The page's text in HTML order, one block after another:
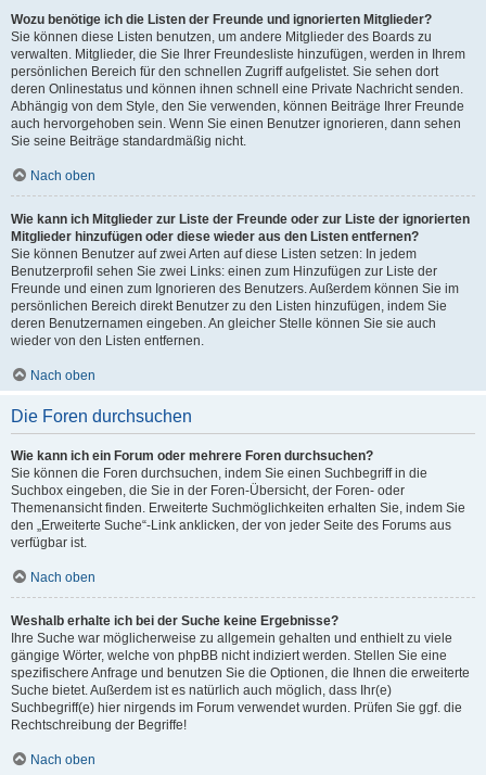
Wozu benötige ich die Listen der Freunde und ignorierten Mitglieder?
Sie können diese Listen benutzen, um andere Mitglieder des Boards zu
verwalten. Mitglieder, die Sie Ihrer Freundesliste hinzufügen, werden in Ihrem
persönlichen Bereich für den schnellen Zugriff aufgelistet. Sie sehen dort
deren Onlinestatus und können ihnen schnell eine Private Nachricht senden.
Abhängig von dem Style, den Sie verwenden, können Beiträge Ihrer Freunde
auch hervorgehoben sein. Wenn Sie einen Benutzer ignorieren, dann sehen
Sie seine Beiträge standardmäßig nicht.
Nach oben
Wie kann ich Mitglieder zur Liste der Freunde oder zur Liste der ignorierten
Mitglieder hinzufügen oder diese wieder aus den Listen entfernen?
Sie können Benutzer auf zwei Arten auf diese Listen setzen: In jedem
Benutzerprofil sehen Sie zwei Links: einen zum Hinzufügen zur Liste der
Freunde und einen zum Ignorieren des Benutzers. Außerdem können Sie im
persönlichen Bereich direkt Benutzer zu den Listen hinzufügen, indem Sie
deren Benutzernamen eingeben. An gleicher Stelle können Sie sie auch
wieder von den Listen entfernen.
Nach oben
Die Foren durchsuchen
Wie kann ich ein Forum oder mehrere Foren durchsuchen?
Sie können die Foren durchsuchen, indem Sie einen Suchbegriff in die
Suchbox eingeben, die Sie in der Foren-Übersicht, der Foren- oder
Themenansicht finden. Erweiterte Suchmöglichkeiten erhalten Sie, indem Sie
den „Erweiterte Suche“-Link anklicken, der von jeder Seite des Forums aus
verfügbar ist.
Nach oben
Weshalb erhalte ich bei der Suche keine Ergebnisse?
Ihre Suche war möglicherweise zu allgemein gehalten und enthielt zu viele
gängige Wörter, welche von phpBB nicht indiziert werden. Stellen Sie eine
spezifischere Anfrage und benutzen Sie die Optionen, die Ihnen die erweiterte
Suche bietet. Außerdem ist es natürlich auch möglich, dass Ihr(e)
Suchbegriff(e) hier nirgends im Forum verwendet wurden. Prüfen Sie ggf. die
Rechtschreibung der Begriffe!
Nach oben